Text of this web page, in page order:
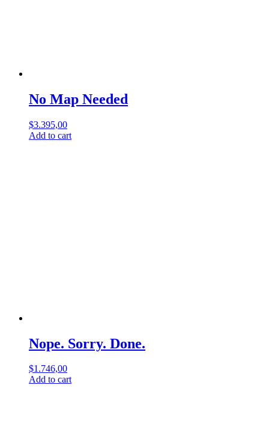
No Map Needed
$3.395,00
Add to cart
Nope. Sorry. Done.
$1.746,00
Add to cart